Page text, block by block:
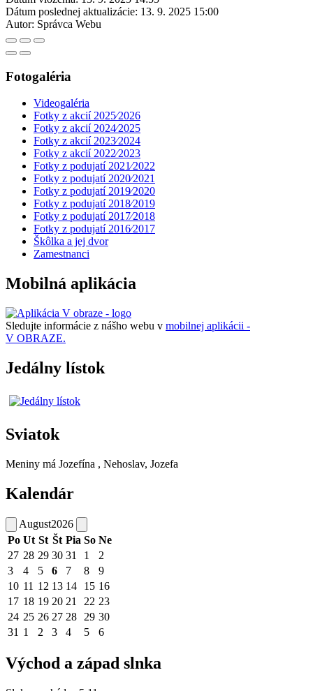
Dátum poslednej aktualizácie: 13. 9. 2025 15:00
Autor: Správca Webu
Fotogaléria
Videogaléria
Fotky z akcií 2025⁄2026
Fotky z akcií 2024⁄2025
Fotky z akcií 2023⁄2024
Fotky z akcií 2022⁄2023
Fotky z podujatí 2021⁄2022
Fotky z podujatí 2020⁄2021
Fotky z podujatí 2019⁄2020
Fotky z podujatí 2018⁄2019
Fotky z podujatí 2017⁄2018
Fotky z podujatí 2016⁄2017
Škôlka a jej dvor
Zamestnanci
Mobilná aplikácia
Sledujte informácie z nášho webu v mobilnej aplikácii -
V OBRAZE.
Jedálny lístok
Sviatok
Meniny má Jozefína , Nehoslav, Jozefa
Kalendár
August2026
Po Ut St Št Pia So Ne
27 28 29 30 31 1
2
3
4 5 6 7 8
9
10 11 12 13 14 15 16
17 18 19 20 21 22 23
24 25 26 27 28 29 30
31 1 2 3 4 5 6
Východ a západ slnka